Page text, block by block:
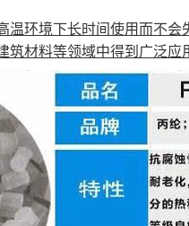
温环境下长时间使用而不
材料等领域中得到广泛应